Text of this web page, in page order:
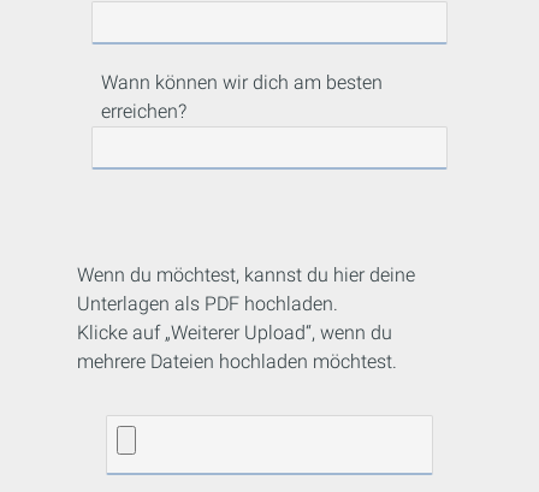
Wann können wir dich am besten
erreichen?
Wenn du möchtest, kannst du hier deine
Unterlagen als PDF hochladen.
Klicke auf „Weiterer Upload“, wenn du
mehrere Dateien hochladen möchtest.